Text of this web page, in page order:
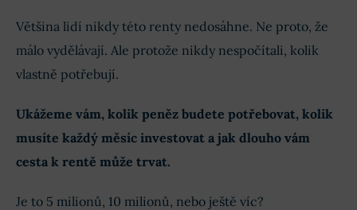
Většina lidí nikdy této renty nedosáhne. Ne proto, že
málo vydělávají. Ale protože nikdy nespočítali, kolik
vlastně potřebují.
Ukážeme vám, kolik peněz budete potřebovat, kolik
musíte každý měsíc investovat a jak dlouho vám
cesta k rentě může trvat.
Je to 5 milionů, 10 milionů, nebo ještě víc?